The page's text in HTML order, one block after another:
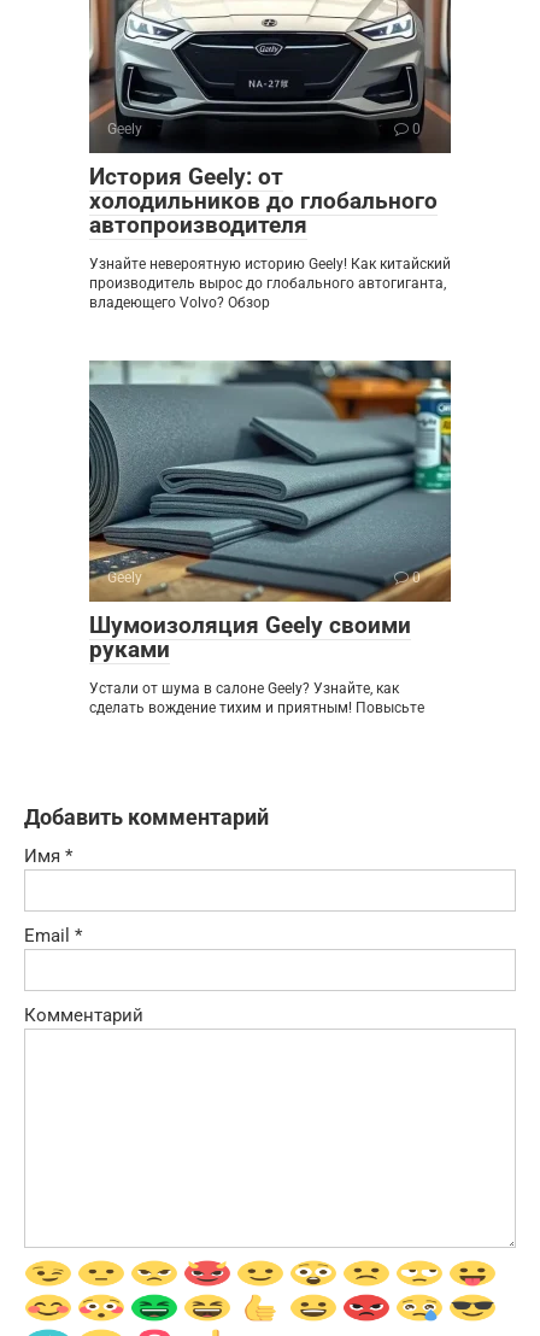
Geely 0
История Geely: от
холодильников до глобального
автопроизводителя
Узнайте невероятную историю Geely! Как китайский
производитель вырос до глобального автогиганта,
владеющего Volvo? Обзор
Geely 0
Шумоизоляция Geely своими
руками
Устали от шума в салоне Geely? Узнайте, как
сделать вождение тихим и приятным! Повысьте
Добавить комментарий
Имя *
Email *
Комментарий